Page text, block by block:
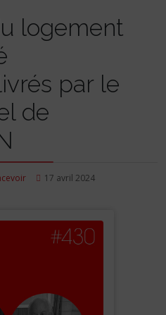
logement
par le
de
17 avril 2024